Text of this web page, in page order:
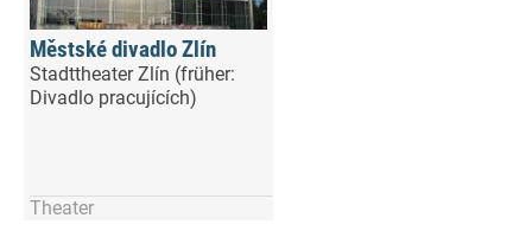
Městské divadlo Zlín
Stadttheater Zlín (früher:
Divadlo pracujících)
Theater